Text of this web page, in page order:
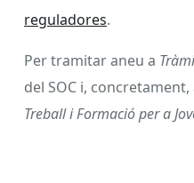
reguladores.
Per tramitar aneu a
del SOC i, concretament,
Treball i Formació per a